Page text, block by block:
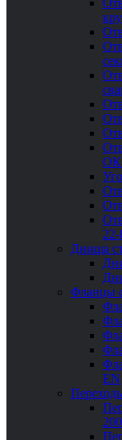
22-
Днища
Фланцы
EN